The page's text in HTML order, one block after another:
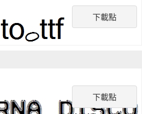
下載點
下載點